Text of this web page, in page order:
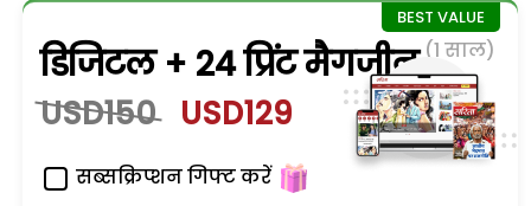
डिजिटल + 24 प्रिंट मैगजीन (1 साल)
USD150 USD129
सब्सक्रिप्शन गिफ्ट करें